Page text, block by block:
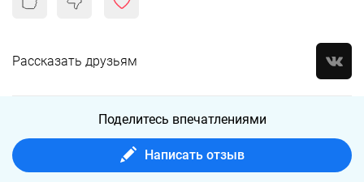
Рассказать друзьям
Поделитесь впечатлениями
Написать отзыв